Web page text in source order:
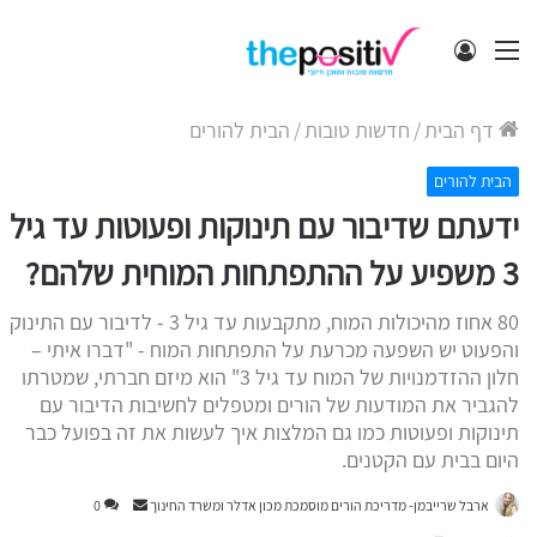
תפריט התחבר
דף הבית/ חדשות טובות/ הבית להורים
הבית להורים
ידעתם שדיבור עם תינוקות ופעוטות עד גיל
3 משפיע על ההתפתחות המוחית שלהם?
80 אחוז מהיכולות המוח, מתקבעות עד גיל 3 - לדיבור עם התינוק
והפעוט יש השפעה מכרעת על התפתחות המוח - "דברו איתי –
חלון ההזדמנויות של המוח עד גיל 3" הוא מיזם חברתי, שמטרתו
להגביר את המודעות של הורים ומטפלים לחשיבות הדיבור עם
תינוקות ופעוטות כמו גם המלצות איך לעשות את זה בפועל כבר
היום בבית עם הקטנים.
ארבל שרייבמן- מדריכת הורים מוסמכת מכון אדלר ומשרד החינוך
Send
0